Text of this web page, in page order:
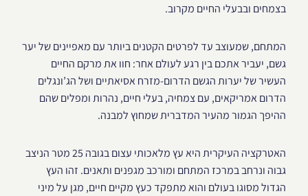
בצמחים ובבעלי החיים מקרוב.
המתחם, שמעוצב עד לפרטים הקטנים ביותר עם מאפיינים של יער
גשם, יעביר אתכם בין רגע לעולם אחר: חוו את מרקם החיים
העשיר של יערות הגשם הדרום-מזרח אסיאתיים ושל הג’ונגלים
הדרום אמריקאים, עם צמחיה, בעלי חיים, נהרות ומפלים שהם
ההיפך הגמור מהעיר המדברית שמחוץ למבנה.
האטרקציה העיקרית היא עץ מלאכותי עצום בגובה 25 מטר הניצב
גבוה ונרחב במרכז המתחם ומורכב מגפנים ותאנים. זהו העץ
הגדול מסוגו בעולם והוא מתפקד כעץ מקיים חיים, מגן על מיני